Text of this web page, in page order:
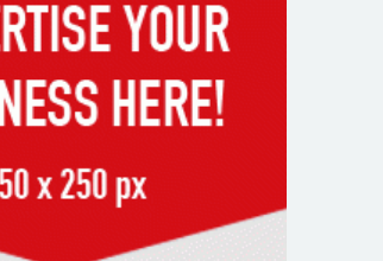
স্মৃতিতে এখনও ৫ আগস্ট
ভিসাসেবা নিয়ে ভারতীয় হাইকমিশনের
সতর্কতা জারি
দুর্নীতিমুক্ত প্রশাসন গড়াই সরকারের
মূল লক্ষ্য : ভূমিমন্ত্রী